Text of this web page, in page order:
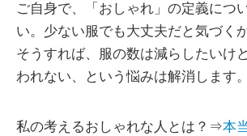
ご自身で、「おしゃれ」の定義につ
い。少ない服でも大丈夫だと気づく
そうすれば、服の数は減らしたいけ
われない、という悩みは解消します。
私の考えるおしゃれな人とは？⇒本